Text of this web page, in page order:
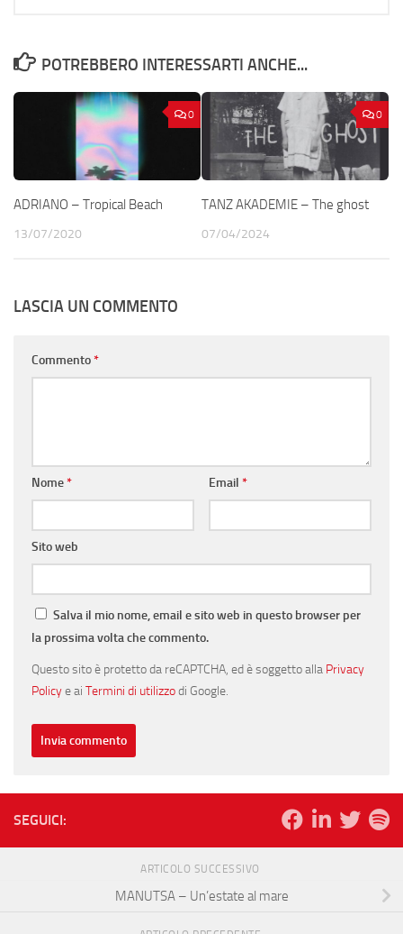
POTREBBERO INTERESSARTI ANCHE...
0
ADRIANO – Tropical Beach
13/07/2020
0
TANZ AKADEMIE – The ghost
07/04/2024
LASCIA UN COMMENTO
Commento*
Nome* Email *
Sito web
Salva il mio nome, email e sito web in questo browser per
la prossima volta che commento.
Questo sito è protetto da reCAPTCHA, ed è soggetto alla Privacy
Policye ai Termini di utilizzodi Google.
SEGUICI:
ARTICOLO SUCCESSIVO
MANUTSA – Un’estate al mare